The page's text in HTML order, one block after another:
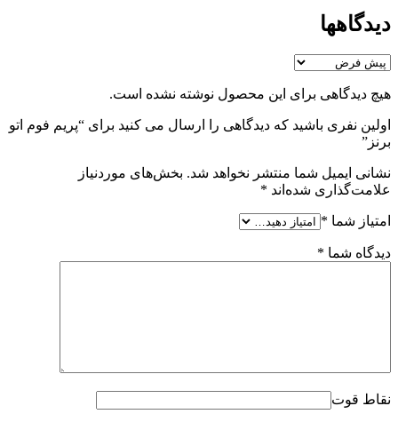
دیدگاهها
هیچ دیدگاهی برای این محصول نوشته نشده است.
اولین نفری باشید که دیدگاهی را ارسال می کنید برای “پریم فوم اتو
برنز”
نشانی ایمیل شما منتشر نخواهد شد. بخش‌های موردنیاز
علامت‌گذاری شده‌اند *
امتیاز شما *
دیدگاه شما *
نقاط قوت